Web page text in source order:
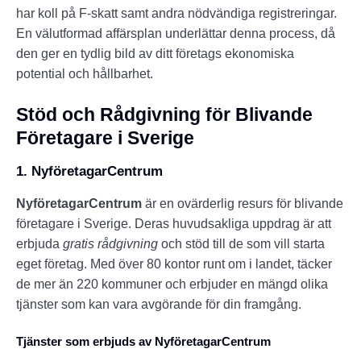
har koll på F-skatt samt andra nödvändiga registreringar.
En välutformad affärsplan underlättar denna process, då
den ger en tydlig bild av ditt företags ekonomiska
potential och hållbarhet.
Stöd och Rådgivning för Blivande
Företagare i Sverige
1. NyföretagarCentrum
NyföretagarCentrum är en ovärderlig resurs för blivande
företagare i Sverige. Deras huvudsakliga uppdrag är att
erbjuda gratis rådgivning och stöd till de som vill starta
eget företag. Med över 80 kontor runt om i landet, täcker
de mer än 220 kommuner och erbjuder en mängd olika
tjänster som kan vara avgörande för din framgång.
Tjänster som erbjuds av NyföretagarCentrum